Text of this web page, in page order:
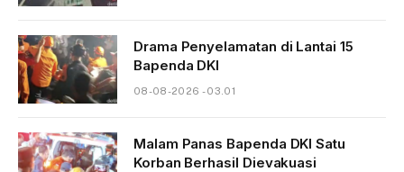
Drama Penyelamatan di Lantai 15
Bapenda DKI
08-08-2026 - 03.01
Malam Panas Bapenda DKI Satu
Korban Berhasil Dievakuasi